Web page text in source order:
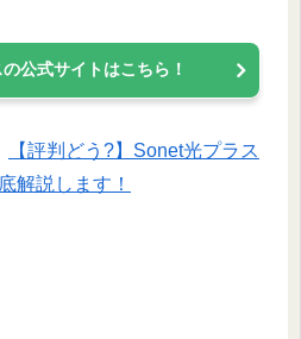
公式サイトはこちら！
【評判どう?】Sonet光プラス
解説します！